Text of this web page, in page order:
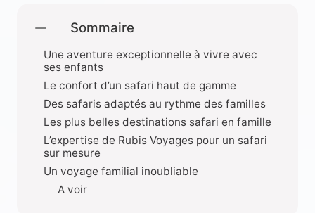
Sommaire
Une aventure exceptionnelle à vivre avec
ses enfants
Le confort d’un safari haut de gamme
Des safaris adaptés au rythme des familles
Les plus belles destinations safari en famille
L’expertise de Rubis Voyages pour un safari
sur mesure
Un voyage familial inoubliable
A voir